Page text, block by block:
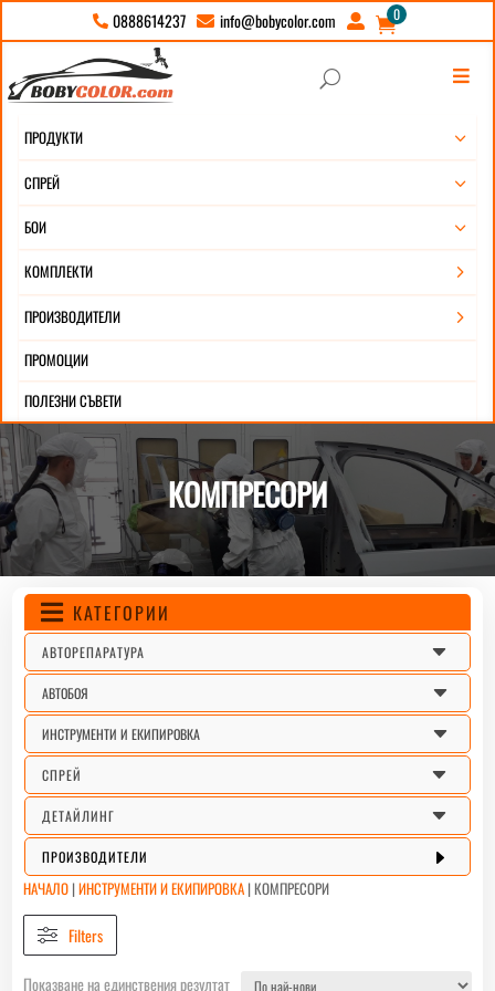
 0888614237  info@bobycolor.com  
0

3
ПРОДУКТИ
3
СПРЕЙ
3
БОИ
5
КОМПЛЕКТИ
5
ПРОИЗВОДИТЕЛИ
ПРОМОЦИИ
ПОЛЕЗНИ СЪВЕТИ
U
КОМПРЕСОРИ
 КАТЕГОРИИ
C
АВТОРЕПАРАТУРА
C
АВТОБОЯ
C
ИНСТРУМЕНТИ И ЕКИПИРОВКА
C
СПРЕЙ
C
ДЕТАЙЛИНГ
E
ПРОИЗВОДИТЕЛИ
НАЧАЛО |ИНСТРУМЕНТИ И ЕКИПИРОВКА |КОМПРЕСОРИ
Filters
Показване на единствения резултат